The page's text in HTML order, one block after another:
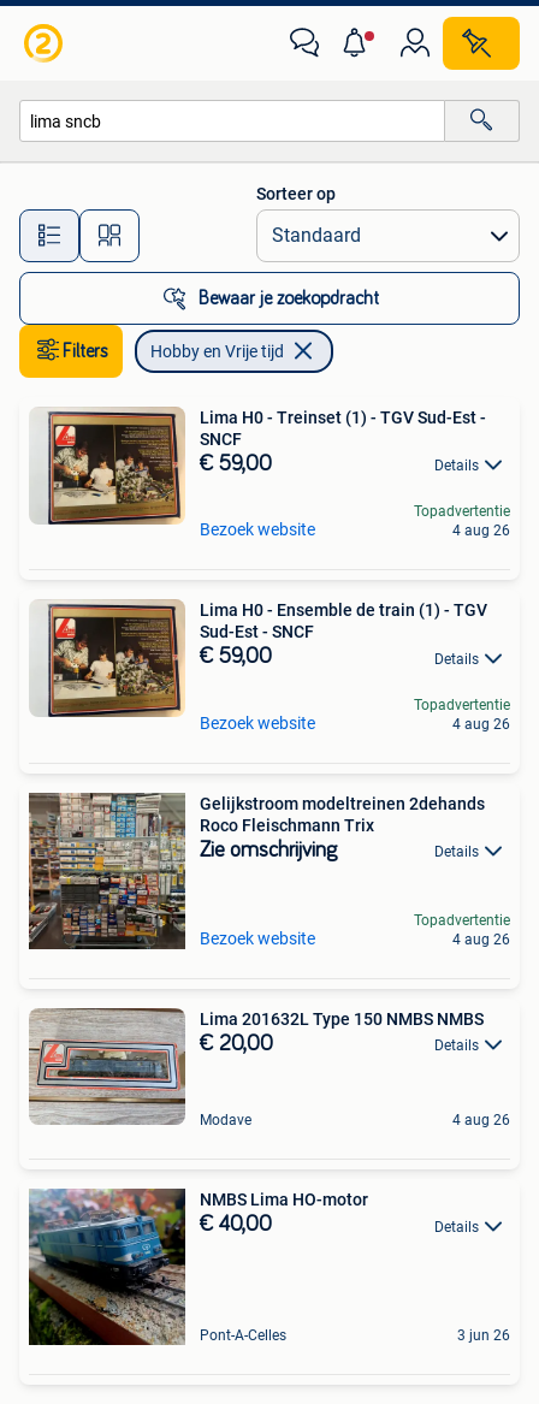
Alle afstanden…
Sorteer op
Bewaar je zoekopdracht
Filters Hobby en Vrije tijd
Lima H0 - Treinset (1) - TGV Sud-Est -
SNCF
€ 59,00 Details
Bezoek website
Topadvertentie
4 aug 26
Lima H0 - Ensemble de train (1) - TGV
Sud-Est - SNCF
€ 59,00 Details
Bezoek website
Topadvertentie
4 aug 26
Gelijkstroom modeltreinen 2dehands
Roco Fleischmann Trix
Zie omschrijving Details
Bezoek website
Topadvertentie
4 aug 26
Lima 201632L Type 150 NMBS NMBS
€ 20,00 Details
Modave 4 aug 26
NMBS Lima HO-motor
€ 40,00 Details
Pont-A-Celles 3 jun 26